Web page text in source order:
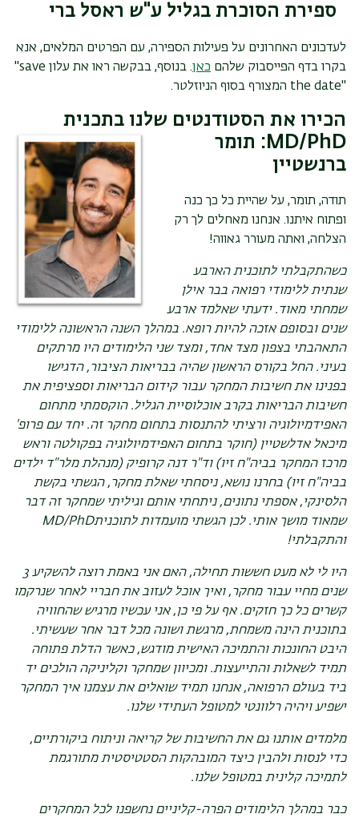
ספירת הסוכרת בגליל ע"ש ראסל ברי
לעדכונים האחרונים על פעילות הספירה, עם הפרטים המלאים, אנא
בקרו בדף הפייסבוק שלהם כאן. בנוסף, בבקשה ראו את עלון "save
the date" המצורף בסוף הניוזלטר.
הכירו את הסטודנטים שלנו בתכנית
MD/PhD : תומר
ברנשטיין
תודה, תומר, על שהיית כל כך כנה
ופתוח איתנו. אנחנו מאחלים לך רק
הצלחה, ואתה מעורר גאווה!
כשהתקבלתי לתוכנית הארבע
שנתית ללימודי רפואה בבר אילן
שמחתי מאוד. ידעתי שאלמד ארבע
שנים ובסופם אזכה להיות רופא. במהלך השנה הראשונה ללימודי
התאהבתי בצפון מצד אחד, ומצד שני הלימודים היו מרתקים
בעיני. החל בקורס הראשון שהיה בבריאות הציבור, הדגישו
בפנינו את חשיבות המחקר עבור קידום הבריאות וספציפית את
חשיבות הבריאות בקרב אוכלוסיית הגליל. הוקסמתי מתחום
האפידמיולוגיה ורציתי להתנסות בתחום מחקר זה. יחד עם פרופ'
מיכאל אדלשטיין (חוקר בתחום האפידמיולוגיה בפקולטה וראש
מרכז המחקר בביה"ח זיו) וד"ר דנה קרופיק (מנהלת מלר"ד ילדים
בביה"ח זיו) בחרנו נושא, ניסחתי שאלת מחקר, הגשתי בקשת
הלסינקי, אספתי נתונים, ניתחתי אותם וגיליתי שמחקר זה דבר
שמאוד מושך אותי. לכן הגשתי מועמדות לתוכניתMD/PhD
והתקבלתי!
היו לי לא מעט חששות תחילה, האם אני באמת רוצה להשקיע 3
שנים מחיי עבור מחקר, ואיך אוכל לעזוב את חבריי לאחר שנרקמו
קשרים כל כך חזקים. אף על פי כן, אני עכשיו מרגיש שהחוויה
בתוכנית הינה משמחת, מרגשת ושונה מכל דבר אחר שעשיתי.
היבט החונכות והתמיכה האישית מודגש, כאשר הדלת פתוחה
תמיד לשאלות והתייעצות. ומכיוון שמחקר וקליניקה הולכים יד
ביד בעולם הרפואה, אנחנו תמיד שואלים את עצמנו איך המחקר
ישפיע ויהיה רלוונטי למטופל העתידי שלנו.
מלמדים אותנו גם את החשיבות של קריאה וניתוח ביקורתיים,
כדי לנסות ולהבין כיצד המובהקות הסטטיסטית מתורגמת
לתמיכה קלינית במטופל שלנו.
כבר במהלך הלימודים הפרה-קליניים נחשפנו לכל המחקרים